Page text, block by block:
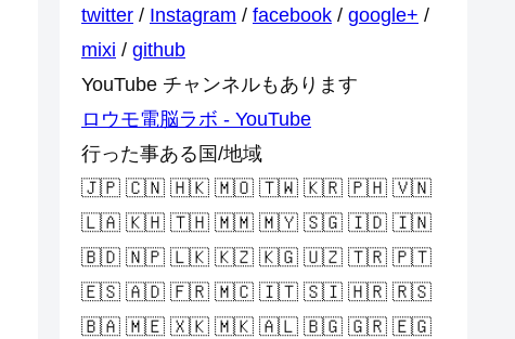
twitter / Instagram / facebook / google+ /
mixi / github
YouTube チャンネルもあります
ロウモ電脳ラボ - YouTube
行った事ある国/地域
🇯🇵 🇨🇳 🇭🇰 🇲🇴 🇹🇼 🇰🇷 🇵🇭 🇻🇳
🇱🇦 🇰🇭 🇹🇭 🇲🇲 🇲🇾 🇸🇬 🇮🇩 🇮🇳
🇧🇩 🇳🇵 🇱🇰 🇰🇿 🇰🇬 🇺🇿 🇹🇷 🇵🇹
🇪🇸 🇦🇩 🇫🇷 🇲🇨 🇮🇹 🇸🇮 🇭🇷 🇷🇸
🇧🇦 🇲🇪 🇽🇰 🇲🇰 🇦🇱 🇧🇬 🇬🇷 🇪🇬